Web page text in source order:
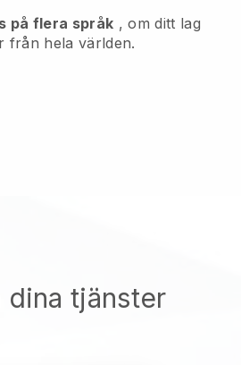
på flera språk , om ditt lag
från hela världen.
dina tjänster